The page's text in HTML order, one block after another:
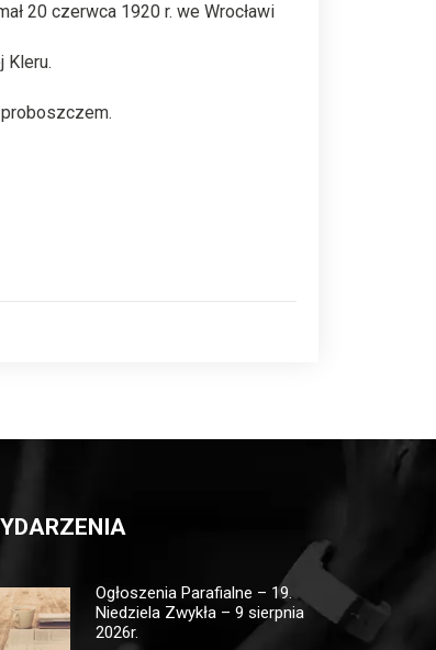
20 czerwca 1920 r. we Wrocławi
Kleru.
proboszczem.
Ogłoszenia Parafialne – 19.
Niedziela Zwykła – 9 sierpnia
2026r.